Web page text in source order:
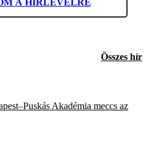
Összes hír
Akadémia meccs az